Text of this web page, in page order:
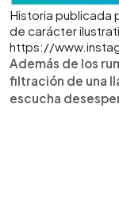
Historia publicada
de carácter
https://
Además de los
filtración de una
escucha